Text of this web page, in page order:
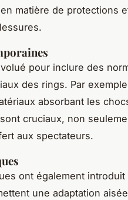
matière de protections
pour inclure des
des rings. Par
absorbant les
cruciaux, non
aux spectateurs.
ont également
une adaptation